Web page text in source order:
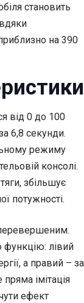
становить
на 390
від 0 до 100
6,8 секунди.
режиму
консолі.
збільшує
потужності.
лівий
а правий – за
імітація
ефект